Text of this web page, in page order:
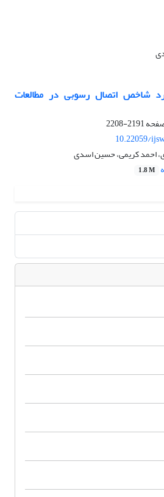
شاخص اتصال رسوبی در مطالعات
2191-2208
10.22059/
احمد کریمی، حسین اسدی
1.8 M